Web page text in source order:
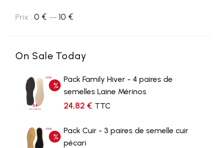
Prix : 0 € — 10 €
On Sale Today
Pack Family Hiver - 4 paires de
semelles Laine Mérinos
24,82 € TTC
Pack Cuir - 3 paires de semelle cuir
pécari